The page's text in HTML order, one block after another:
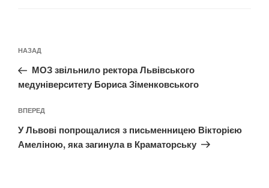
записів
Попередній
запис:
НАЗАД
МОЗ звільнило ректора Львівського
медуніверситету Бориса Зіменковського
Наступний
запис
ВПЕРЕД
У Львові попрощалися з письменницею Вікторією
Амеліною, яка загинула в Краматорську